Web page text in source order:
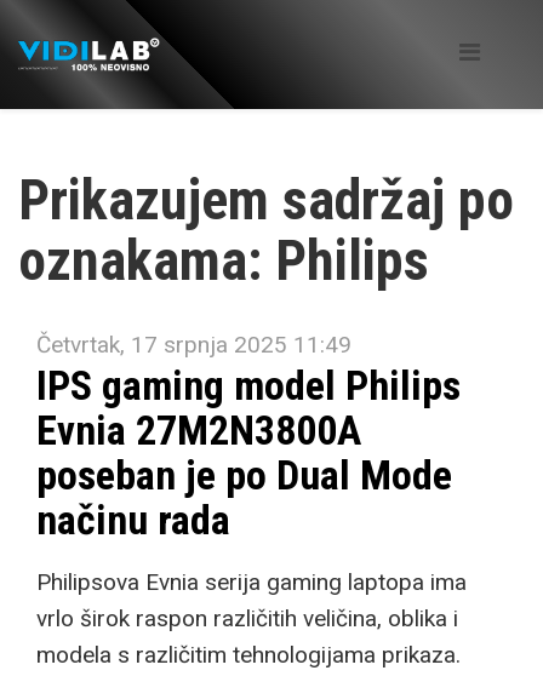
Prikazujem sadržaj po
oznakama: Philips
Četvrtak, 17 srpnja 2025 11:49
IPS gaming model Philips
Evnia 27M2N3800A
poseban je po Dual Mode
načinu rada
Philipsova Evnia serija gaming laptopa ima
vrlo širok raspon različitih veličina, oblika i
modela s različitim tehnologijama prikaza.